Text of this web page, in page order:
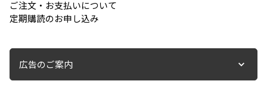
ご注文・お支払いについて
定期購読のお申し込み
広告のご案内